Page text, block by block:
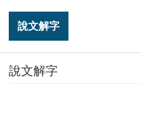
說文解字
說文解字